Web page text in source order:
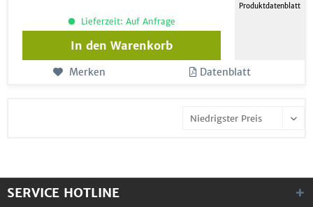
Produktdatenblatt
Lieferzeit: Auf Anfrage
In den Warenkorb
Merken Datenblatt
SERVICE HOTLINE